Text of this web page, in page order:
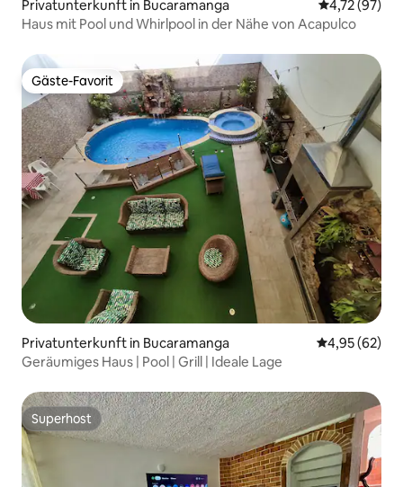
Privatunterkunft in Bucaramanga
4,72 (97)
Haus mit Pool und Whirlpool in der Nähe von Acapulco
Gäste-Favorit
Gäste-Favorit
Privatunterkunft in Bucaramanga
4,95 (62)
Geräumiges Haus | Pool | Grill | Ideale Lage
Superhost
Superhost